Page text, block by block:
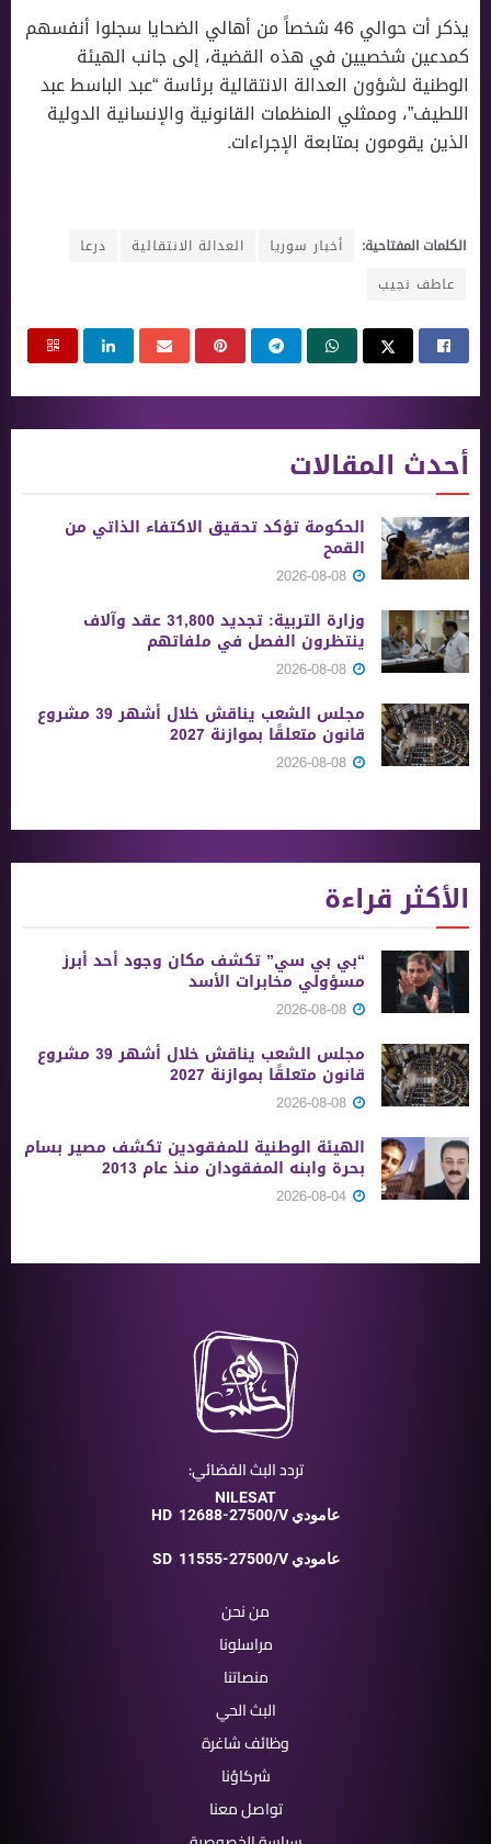
يذكر أت حوالي 46 شخصاً من أهالي الضحايا سجلوا أنفسهم
كمدعين شخصيين في هذه القضية، إلى جانب الهيئة
الوطنية لشؤون العدالة الانتقالية برئاسة “عبد الباسط عبد
اللطيف”، وممثلي المنظمات القانونية والإنسانية الدولية
الذين يقومون بمتابعة الإجراءات.
الكلمات المفتاحية: أخبار سوريا العدالة الانتقالية
درعا
عاطف نجيب
أحدث المقالات
الحكومة تؤكد تحقيق الاكتفاء الذاتي من
القمح
وزارة التربية: تجديد 31,800 عقد وآلاف
ينتظرون الفصل في ملفاتهم
مجلس الشعب يناقش خلال أشهر 39 مشروع
قانون متعلقًا بموازنة 2027
الأكثر قراءة
“بي بي سي” تكشف مكان وجود أحد أبرز
مسؤولي مخابرات الأسد
مجلس الشعب يناقش خلال أشهر 39 مشروع
قانون متعلقًا بموازنة 2027
الهيئة الوطنية للمفقودين تكشف مصير بسام
بحرة وابنه المفقودان منذ عام 2013
تردد البث الفضائي:
NILESAT
HD
12688-27500/V عامودي
SD 11555-27500/V عامودي
من نحن
مراسلونا
منصاتنا
البث الحي
وظائف شاغرة
شركاؤنا
تواصل معنا